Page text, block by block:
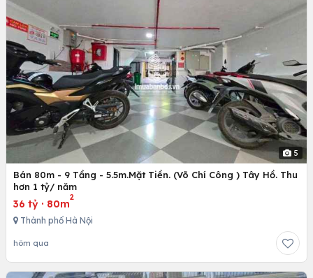
5
Bán 80m - 9 Tầng - 5.5m.Mặt Tiền. (Võ Chí Công ) Tây Hồ. Thu
hơn 1 tỷ/ năm
36 tỷ · 80m
2
Thành phố Hà Nội
hôm qua